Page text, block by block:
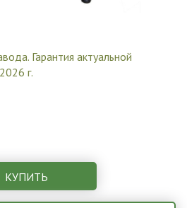
Гарантия актуальной
г.
КУПИТЬ